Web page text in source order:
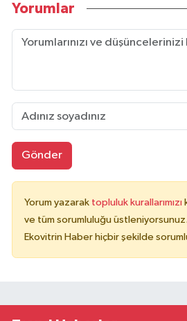
Yorumlar
Gönder
Yorum yazarak topluluk kurallarımızı
ve tüm sorumluluğu
Ekovitrin Haber hiçbir şekilde